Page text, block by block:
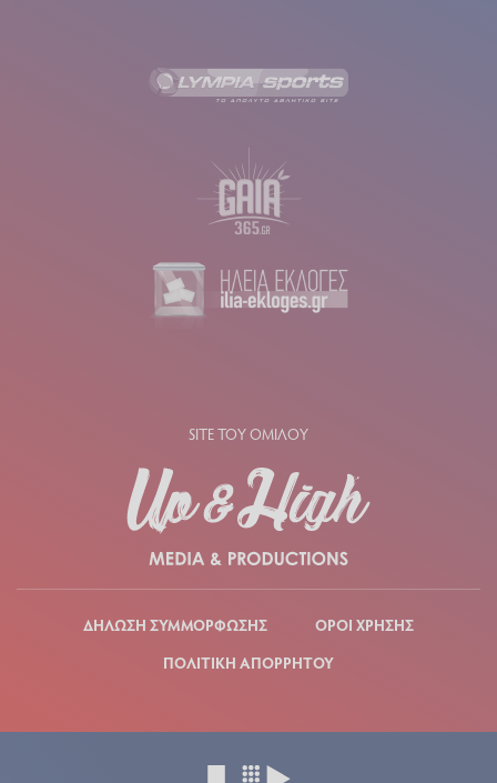
SITE ΤΟΥ ΟΜΙΛΟΥ
ΔΗΛΩΣΗ ΣΥΜΜΟΡΦΩΣΗΣ
ΟΡΟΙ ΧΡΗΣΗΣ
ΠΟΛΙΤΙΚΗ ΑΠΟΡΡΗΤΟΥ